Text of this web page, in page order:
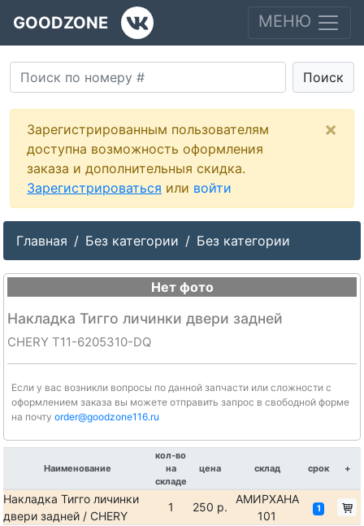
GOODZONE МЕНЮ
Поиск
Зарегистрированным пользователям
доступна возможность оформления
заказа и дополнительныя скидка.
Зарегистрироваться или войти
×
Главная Без категории Без категории
Нет фото
Накладка Тигго личинки двери задней
CHERY T11-6205310-DQ
Если у вас возникли вопросы по данной запчасти или сложности с
оформлением заказа вы можете отправить запрос в свободной форме
на почту order@goodzone116.ru
Наименование
кол-во
на
складе
цена склад срок +
Накладка Тигго личинки
двери задней / CHERY
1 250 р.
АМИРХАНА
101
1